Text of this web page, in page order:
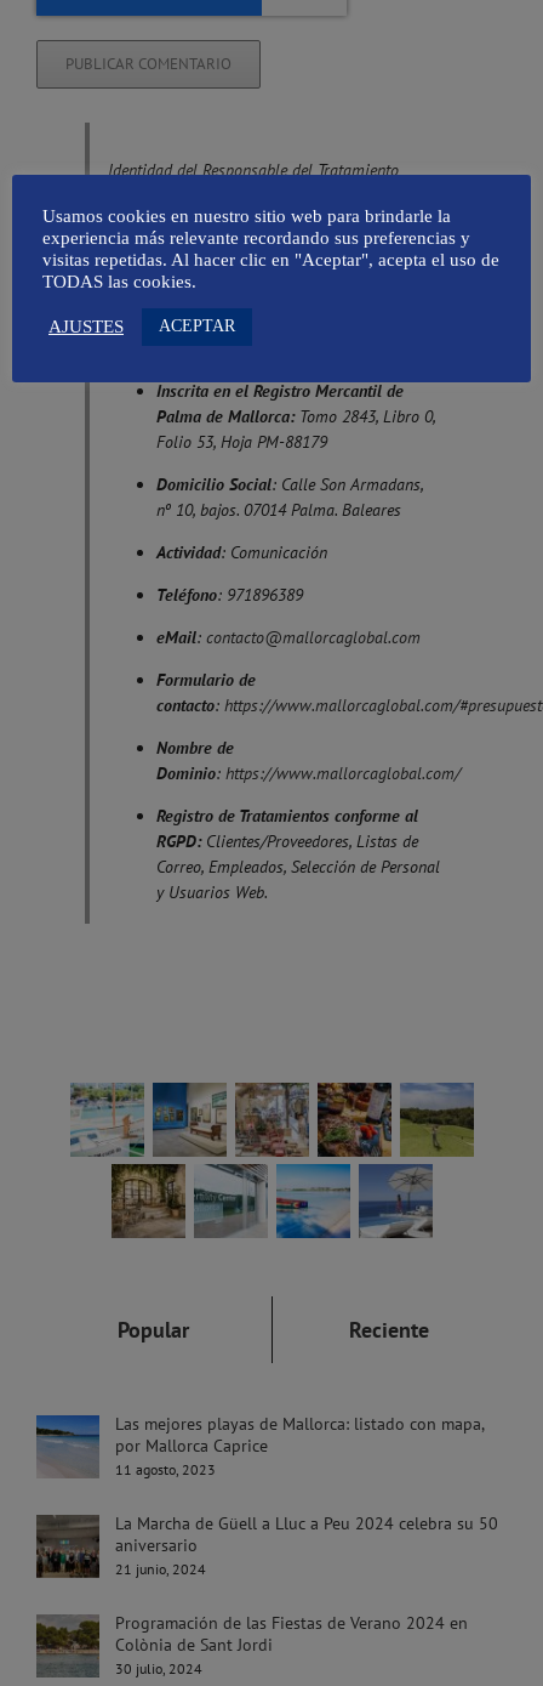
Identidad del Responsable del Tratamiento
Denominación Social: Amapola
Comunicación SL
Nombre Comercial
Taller de Comunicación
CIF: B16658007
Inscrita en el Registro Mercantil de
Palma de Mallorca: Tomo 2843, Libro 0,
Folio 53, Hoja PM-88179
Domicilio Social: Calle Son Armadans,
nº 10, bajos. 07014 Palma. Baleares
Actividad: Comunicación
Teléfono: 971896389
eMail: contacto@mallorcaglobal.com
Formulario de
contacto: https://www.mallorcaglobal.com/
Nombre de
Dominio: https://www.mallorcaglobal.com/
Registro de Tratamientos conforme al
RGPD:Clientes/Proveedores, Listas de
Correo, Empleados, Selección de Personal
y Usuarios Web.
Popular Reciente
Las mejores playas de Mallorca: listado con mapa,
por Mallorca Caprice
11 agosto, 2023
La Marcha de Güell a Lluc a Peu 2024 celebra su 50
aniversario
21 junio, 2024
Programación de las Fiestas de Verano 2024 en
Colònia de Sant Jordi
30 julio, 2024
Usamos cookies en nuestro sitio web para brindarle la
experiencia más relevante recordando sus preferencias y
visitas repetidas. Al hacer clic en "Aceptar", acepta el uso de
TODAS las cookies.
AJUSTES ACEPTAR